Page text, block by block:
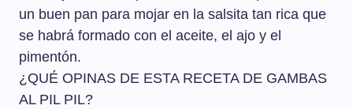
un buen pan para mojar en la salsita tan rica que
se habrá formado con el aceite, el ajo y el
pimentón.
¿QUÉ OPINAS DE ESTA RECETA DE GAMBAS
AL PIL PIL?